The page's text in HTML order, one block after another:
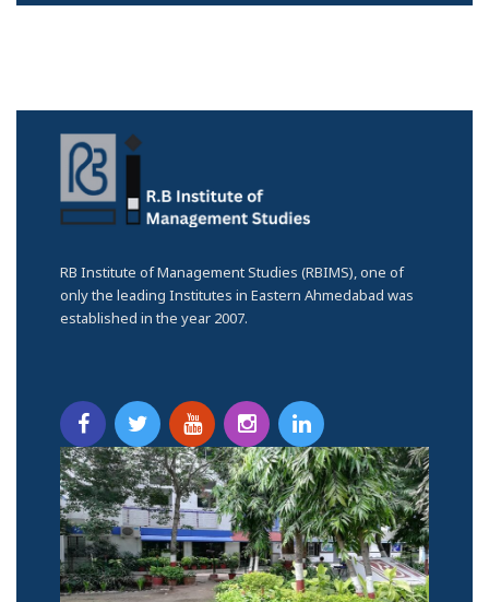
RB Institute of Management Studies (RBIMS), one of
only the leading Institutes in Eastern Ahmedabad was
established in the year 2007.